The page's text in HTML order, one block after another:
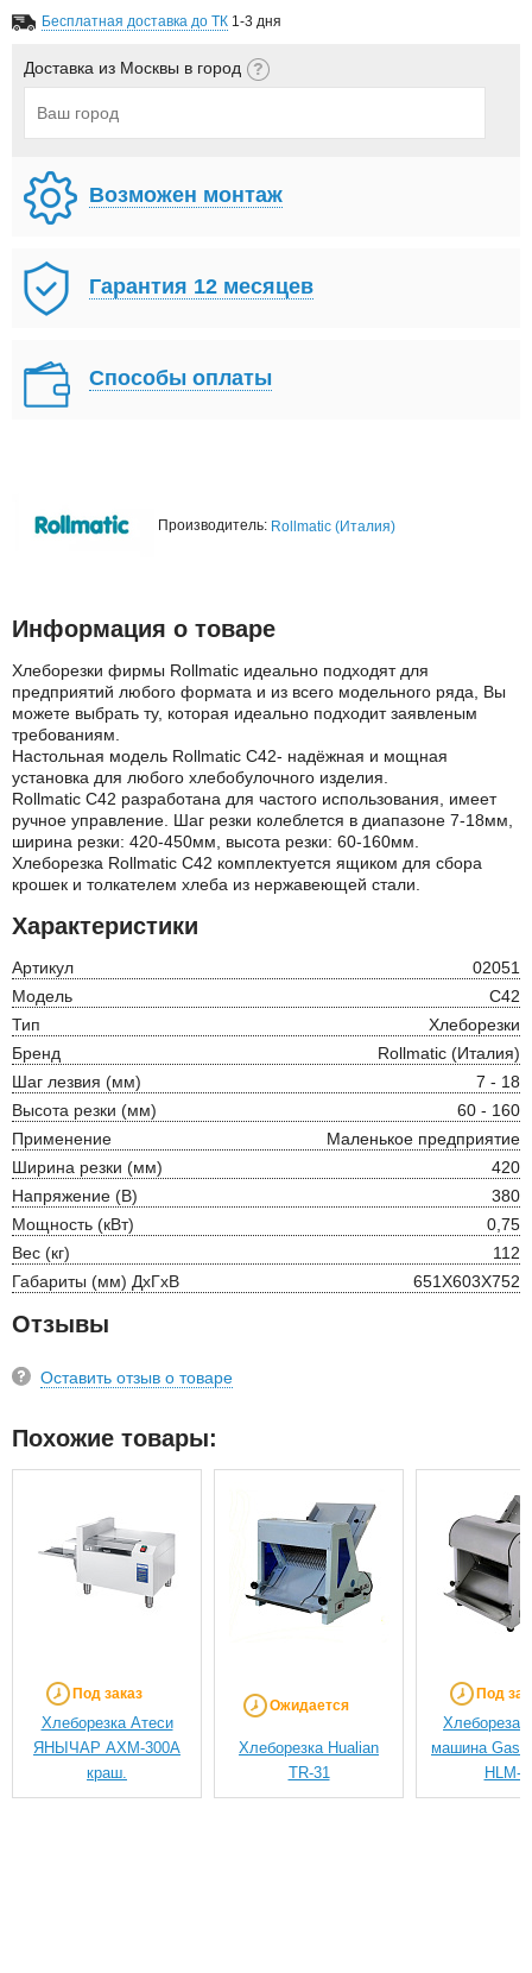
Бесплатная доставка до ТК 1-3 дня
Доставка из Москвы в город
Возможен монтаж
Гарантия 12 месяцев
Способы оплаты
Производитель: Rollmatic (Италия)
Информация о товаре
Хлеборезки фирмы Rollmatic идеально подходят для
предприятий любого формата и из всего модельного ряда, Вы
можете выбрать ту, которая идеально подходит заявленым
требованиям.
Настольная модель Rollmatic C42- надёжная и мощная
установка для любого хлебобулочного изделия.
Rollmatic C42 разработана для частого использования, имеет
ручное управление. Шаг резки колеблется в диапазоне 7-18мм,
ширина резки: 420-450мм, высота резки: 60-160мм.
Хлеборезка Rollmatic C42 комплектуется ящиком для сбора
крошек и толкателем хлеба из нержавеющей стали.
Характеристики
Артикул
02051
Модель
C42
Тип
Хлеборезки
Бренд
Rollmatic (Италия)
Шаг лезвия (мм)
7 - 18
Высота резки (мм)
60 - 160
Применение
Маленькое предприятие
Ширина резки (мм)
420
Напряжение (В)
380
Мощность (кВт)
0,75
Вес (кг)
112
Габариты (мм) ДхГхВ
651Х603Х752
Отзывы
Оставить отзыв о товаре
Похожие товары:
Под заказ
Хлеборезка Атеси
ЯНЫЧАР АХМ-300А
краш.
Ожидается
Хлеборезка Hualian
TR-31
Под
машина
HLM-